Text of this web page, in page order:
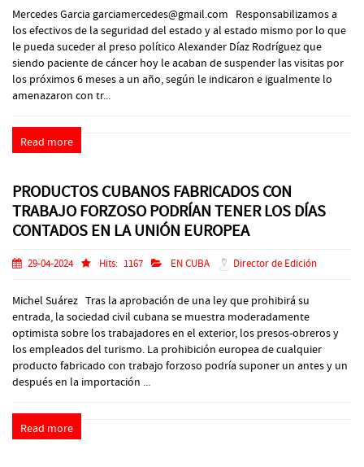
Mercedes Garcia garciamercedes@gmail.com Responsabilizamos a
los efectivos de la seguridad del estado y al estado mismo por lo que
le pueda suceder al preso político Alexander Díaz Rodríguez que
siendo paciente de cáncer hoy le acaban de suspender las visitas por
los próximos 6 meses a un año, según le indicaron e igualmente lo
amenazaron con tr...
Read more
PRODUCTOS CUBANOS FABRICADOS CON
TRABAJO FORZOSO PODRÍAN TENER LOS DÍAS
CONTADOS EN LA UNIÓN EUROPEA
29-04-2024 Hits: 1167 EN CUBA Director de Edición
Michel Suárez Tras la aprobación de una ley que prohibirá su
entrada, la sociedad civil cubana se muestra moderadamente
optimista sobre los trabajadores en el exterior, los presos-obreros y
los empleados del turismo. La prohibición europea de cualquier
producto fabricado con trabajo forzoso podría suponer un antes y un
después en la importación ...
Read more